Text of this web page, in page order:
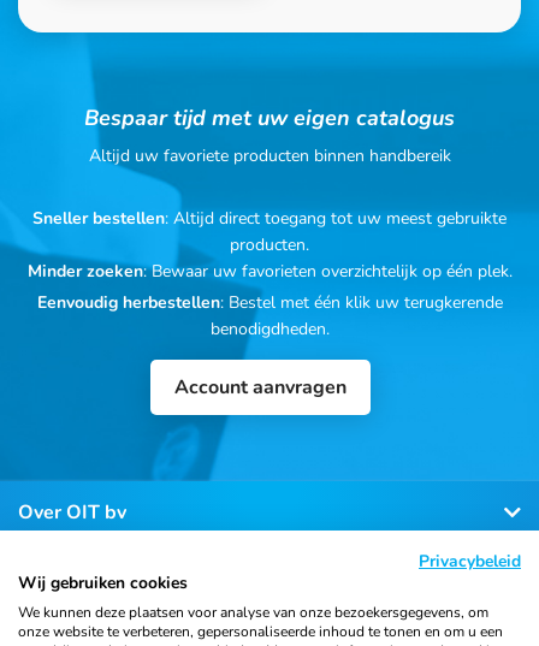
Bespaar tijd met uw eigen catalogus
Altijd uw favoriete producten binnen handbereik
Sneller bestellen: Altijd direct toegang tot uw meest gebruikte
producten.
Minder zoeken: Bewaar uw favorieten overzichtelijk op één plek.
Eenvoudig herbestellen: Bestel met één klik uw terugkerende
benodigdheden.
Account aanvragen
Over OIT bv
Klantenservice
Privacybeleid
Wij gebruiken cookies
We kunnen deze plaatsen voor analyse van onze bezoekersgegevens, om
onze website te verbeteren, gepersonaliseerde inhoud te tonen en om u een